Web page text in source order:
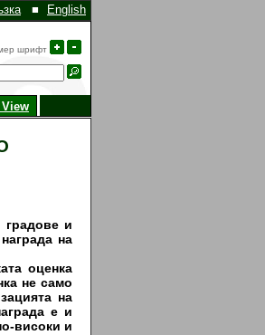
English
■
шрифт
и
на
оценка
не само
на
е и
високи и